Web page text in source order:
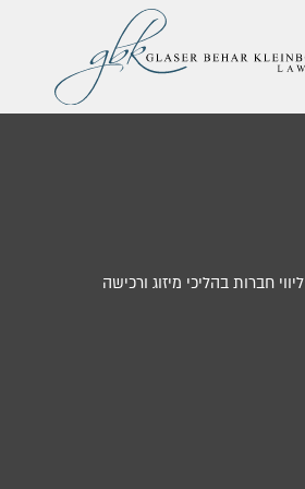
ליווי חברות בהליכי מיזוג ורכישה